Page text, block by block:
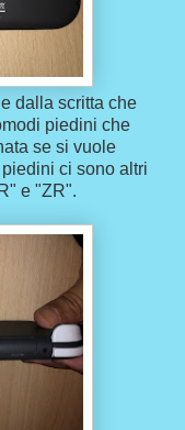
dalla scritta che
piedini che
se si vuole
ci sono altri
e "ZR".